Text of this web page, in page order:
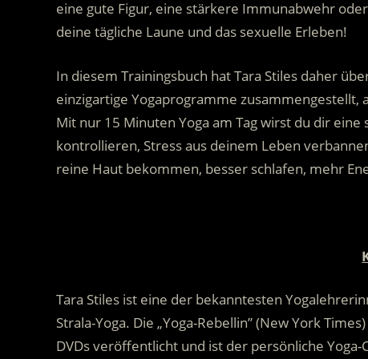
eine gute Figur, eine stärkere Immunabwehr
deine tägliche Laune und das sexuelle Erleben!
In diesem Trainingsbuch hat Tara Stiles daher
einzigartige Yogaprogramme
Mit nur 15 Minuten Yoga am Tag wirst du dir
kontrollieren, Stress aus deinem Leben
reine Haut bekommen, besser schlafen, mehr
Tara Stiles ist eine der bekanntesten
Strala-Yoga. Die „Yoga-Rebellin” (New York
DVDs veröffentlicht und ist der persönliche Yoga-